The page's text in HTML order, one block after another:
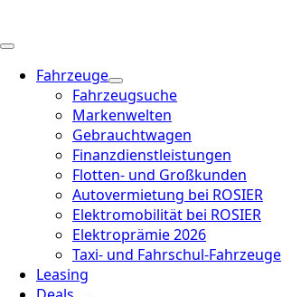
Fahrzeuge
Fahrzeugsuche
Markenwelten
Gebrauchtwagen
Finanzdienstleistungen
Flotten- und Großkunden
Autovermietung bei ROSIER
Elektromobilität bei ROSIER
Elektroprämie 2026
Taxi- und Fahrschul-Fahrzeuge
Leasing